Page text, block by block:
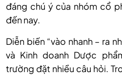
đáng chú ý của nhóm cổ
đến nay.
Diễn biến “vào nhanh – ra
và Kinh doanh Dược
trường đặt nhiều câu hỏi.